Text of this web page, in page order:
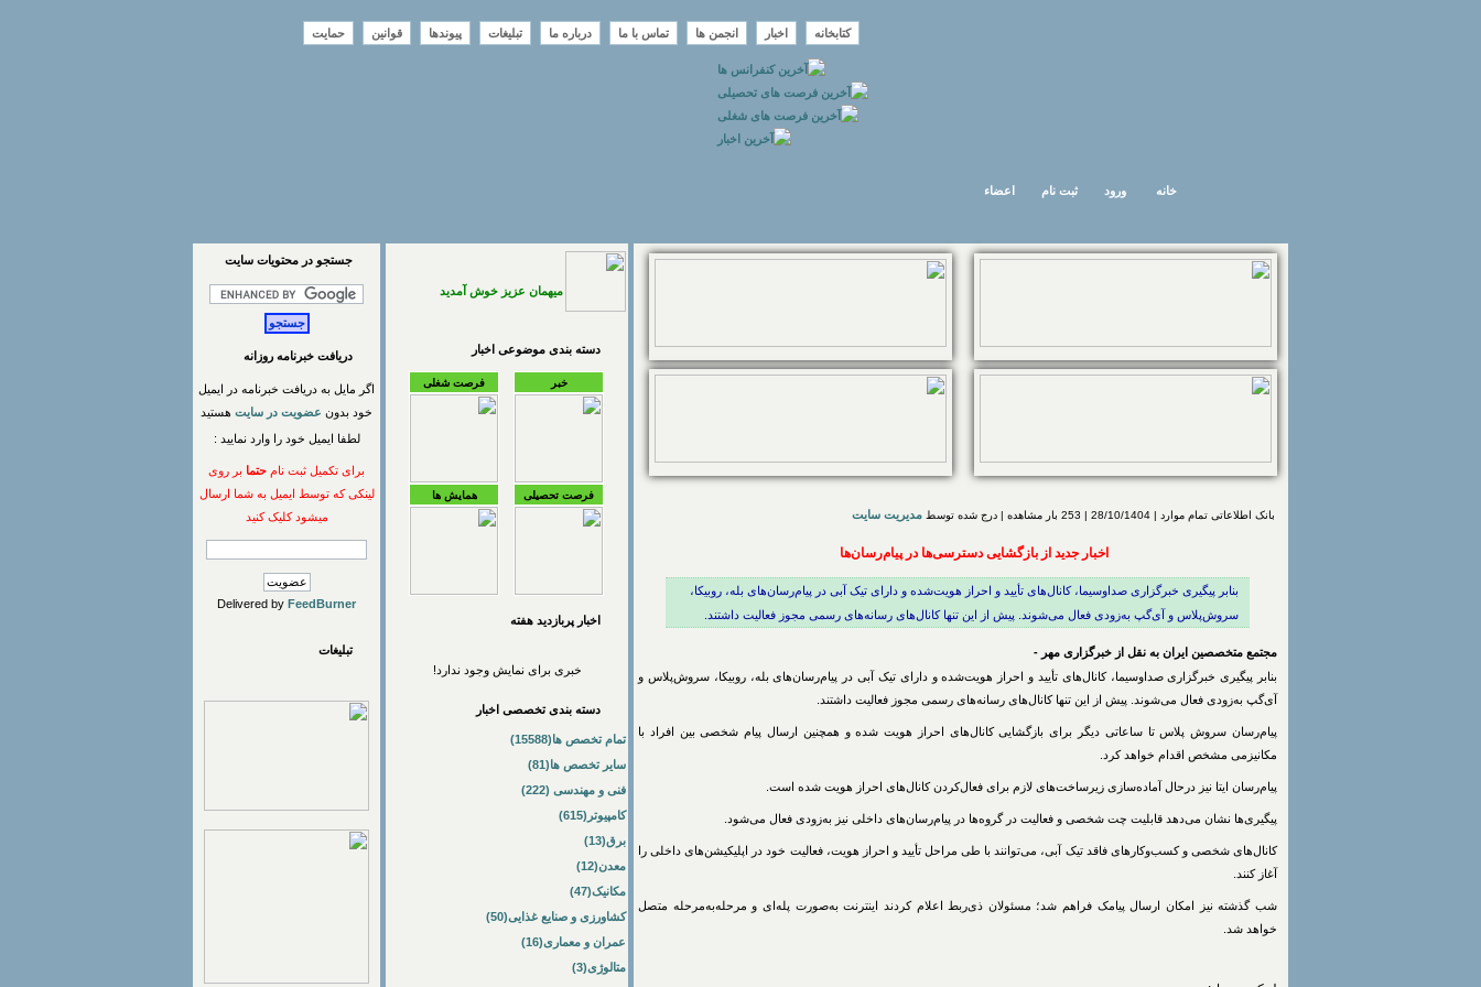
کتابخانه اخبار انجمن ها تماس با ما درباره ما تبلیغات پیوندها قوانین حمایت
اعضاء ثبت نام ورود خانه
بانک اطلاعاتی تمام موارد | 28/10/1404 | 253 بار مشاهده | درج شده توسط مدیریت سایت
اخبار جدید از بازگشایی دسترسی‌ها در پیام‌رسان‌ها
بنابر پیگیری خبرگزاری صداوسیما، کانال‌های تأیید و احراز هویت‌شده و دارای تیک آبی در پیام‌رسان‌های بله، روبیکا،
سروش‌پلاس و آی‌گپ به‌زودی فعال می‌شوند. پیش از این تنها کانال‌های رسانه‌های رسمی مجوز فعالیت داشتند.
مجتمع متخصصین ایران به نقل از خبرگزاری مهر -
بنابر پیگیری خبرگزاری صداوسیما، کانال‌های تأیید و احراز هویت‌شده و دارای تیک آبی در پیام‌رسان‌های بله، روبیکا، سروش‌پلاس و
آی‌گپ به‌زودی فعال می‌شوند. پیش از این تنها کانال‌های رسانه‌های رسمی مجوز فعالیت داشتند.
پیام‌رسان سروش پلاس تا ساعاتی دیگر برای بازگشایی کانال‌های احراز هویت شده و همچنین ارسال پیام شخصی بین افراد با
مکانیزمی مشخص اقدام خواهد کرد.
پیام‌رسان ایتا نیز درحال آماده‌سازی زیرساخت‌های لازم برای فعال‌کردن کانال‌های احراز هویت شده است.
پیگیری‌ها نشان می‌دهد قابلیت چت شخصی و فعالیت در گروه‌ها در پیام‌رسان‌های داخلی نیز به‌زودی فعال می‌شود.
کانال‌های شخصی و کسب‌وکارهای فاقد تیک آبی، می‌توانند با طی مراحل تأیید و احراز هویت، فعالیت خود در اپلیکیشن‌های داخلی را
آغاز کنند.
شب گذشته نیز امکان ارسال پیامک فراهم شد؛ مسئولان ذی‌ربط اعلام کردند اینترنت به‌صورت پله‌ای و مرحله‌به‌مرحله متصل
خواهد شد.
میهمان عزیز خوش آمدید
دسته بندی موضوعی اخبار
خبر فرصت شغلی
فرصت تحصیلی همایش ها
اخبار پربازديد هفته
خبری برای نمایش وجود ندارد!
دسته بندی تخصصی اخبار
تمام تخصص ها(15588)
سایر تخصص ها(81)
فنی و مهندسی (222)
کامپیوتر(615)
برق(13)
معدن(12)
مکانیک(47)
کشاورزی و صنایع غذایی(50)
عمران و معماری(16)
متالوژی(3)
جستجو در محتويات سايت
دریافت خبرنامه روزانه
اگر مایل به دریافت خبرنامه در ایمیل
خود بدون عضویت در سایت هستید
لطفا ایمیل خود را وارد نمایید :
برای تکمیل ثبت نام حتما بر روی
لینکی که توسط ایمیل به شما ارسال
میشود کلیک کنید
Delivered by FeedBurner
تبلیغات